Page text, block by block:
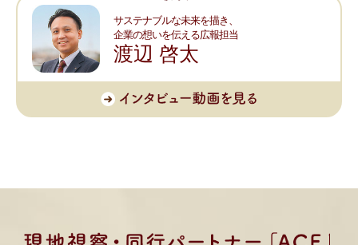
サステナブルな未来を描き、
企業の想いを伝える広報担当
渡辺 啓太